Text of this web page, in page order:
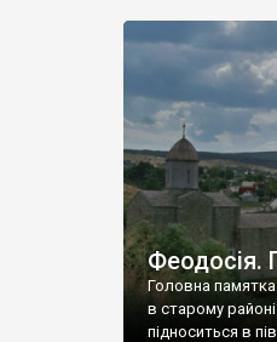
Феодосія.
Головна памятка
в старому
підноситься в